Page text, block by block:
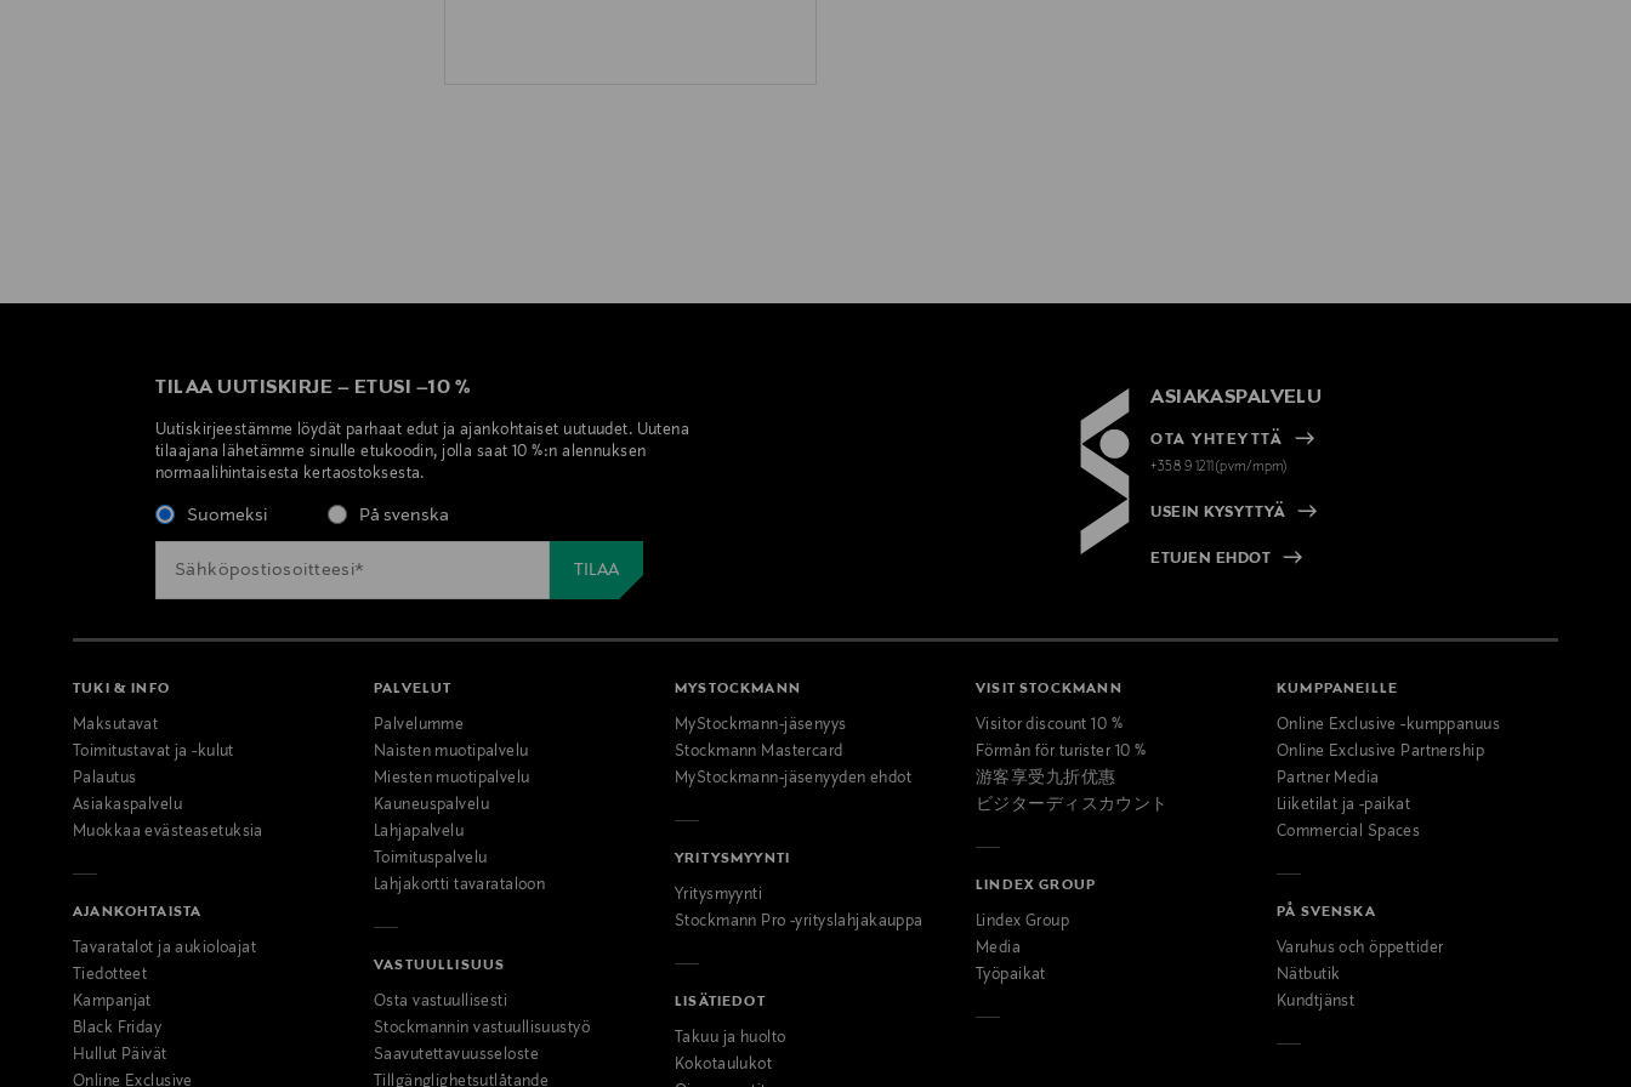
TILAA UUTISKIRJE – ETUSI –10 %
Uutiskirjeestämme löydät parhaat edut ja ajankohtaiset uutuudet. Uutena
tilaajana lähetämme sinulle etukoodin, jolla saat 10 %:n alennuksen
normaalihintaisesta kertaostoksesta.
Suomeksi På svenska
ASIAKASPALVELU
OTA YHTEYTTÄ
+358 9 1211(pvm/mpm)
USEIN KYSYTTYÄ
ETUJEN EHDOT
TUKI & INFO
Maksutavat
Toimitustavat ja -kulut
Palautus
Asiakaspalvelu
Muokkaa evästeasetuksia
AJANKOHTAISTA
Tavaratalot ja aukioloajat
Tiedotteet
Kampanjat
Black Friday
Hullut Päivät
Online Exclusive
PALVELUT
Palvelumme
Naisten muotipalvelu
Miesten muotipalvelu
Kauneuspalvelu
Lahjapalvelu
Toimituspalvelu
Lahjakortti tavarataloon
VASTUULLISUUS
Osta vastuullisesti
Stockmannin vastuullisuustyö
Saavutettavuusseloste
Tillgänglighetsutlåtande
MYSTOCKMANN
MyStockmann-jäsenyys
Stockmann Mastercard
MyStockmann-jäsenyyden ehdot
YRITYSMYYNTI
Yritysmyynti
Stockmann Pro -yrityslahjakauppa
LISÄTIEDOT
Takuu ja huolto
Kokotaulukot
VISIT STOCKMANN
Visitor discount 10 %
Förmån för turister 10 %
游客享受九折优惠
ビジターディスカウント
LINDEX GROUP
Lindex Group
Media
Työpaikat
KUMPPANEILLE
Online Exclusive -kumppanuus
Online Exclusive Partnership
Partner Media
Liiketilat ja -paikat
Commercial Spaces
PÅ SVENSKA
Varuhus och öppettider
Nätbutik
Kundtjänst